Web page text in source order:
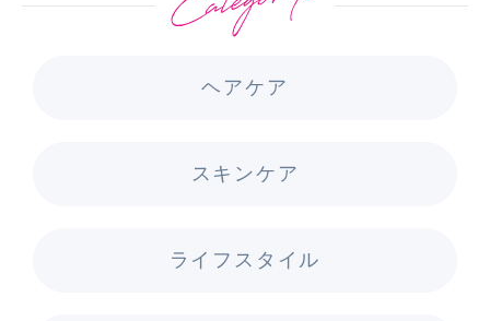
ヘアケア
スキンケア
ライフスタイル